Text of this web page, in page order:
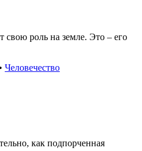
свою роль на земле. Это – его
• Человечество
как подпорченная